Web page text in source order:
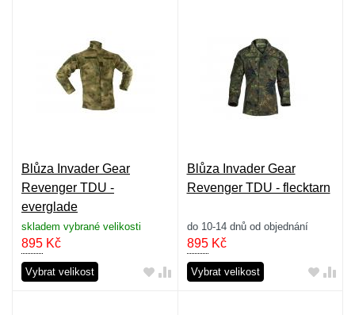
Blůza Invader Gear
Revenger TDU -
everglade
skladem vybrané velikosti
895 Kč
Vybrat velikost
Blůza Invader Gear
Revenger TDU - flecktarn
do 10-14 dnů od objednání
895Kč
Vybrat velikost